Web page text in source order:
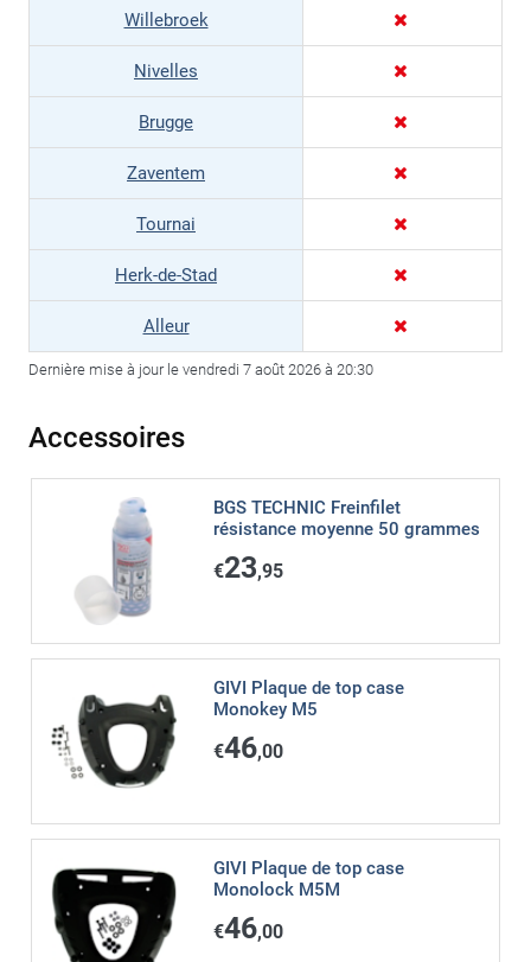
Willebroek
Nivelles
Brugge
Zaventem
Tournai
Herk-de-Stad
Alleur
Dernière mise à jour le vendredi 7 août 2026 à 20:30
Accessoires
BGS TECHNIC Freinfilet
résistance moyenne 50 grammes
€23,95
GIVI Plaque de top case
Monokey M5
€46,00
GIVI Plaque de top case
Monolock M5M
€46,00